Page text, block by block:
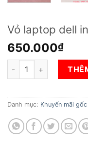
Vỏ laptop dell
650.000₫
Vỏ laptop dell inspiron
Danh mục: Khuyến mãi gốc